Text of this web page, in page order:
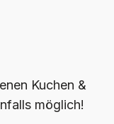
Kuchen &
möglich!